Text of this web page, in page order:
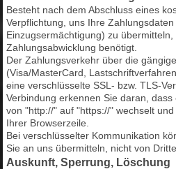
Besteht nach dem Abschluss eines
Verpflichtung, uns Ihre
Einzugsermächtigung) zu
Zahlungsabwicklung benötigt.
Der Zahlungsverkehr über die
(Visa/MasterCard,
eine verschlüsselte SSL- bzw. TLS-
Verbindung erkennen Sie daran,
von "http://" auf "https://" wechselt
Ihrer Browserzeile.
Bei verschlüsselter Kommunikation
Sie an uns übermitteln, nicht von
Auskunft, Sperrung, Löschung